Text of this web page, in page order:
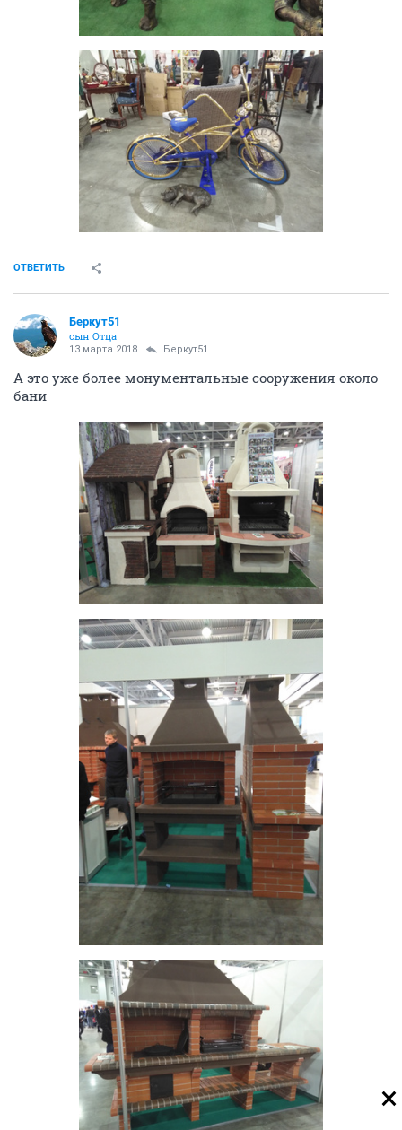
ОТВЕТИТЬ
Беркут51
сын Отца
13 марта 2018 Беркут51
А это уже более монументальные сооружения около
бани